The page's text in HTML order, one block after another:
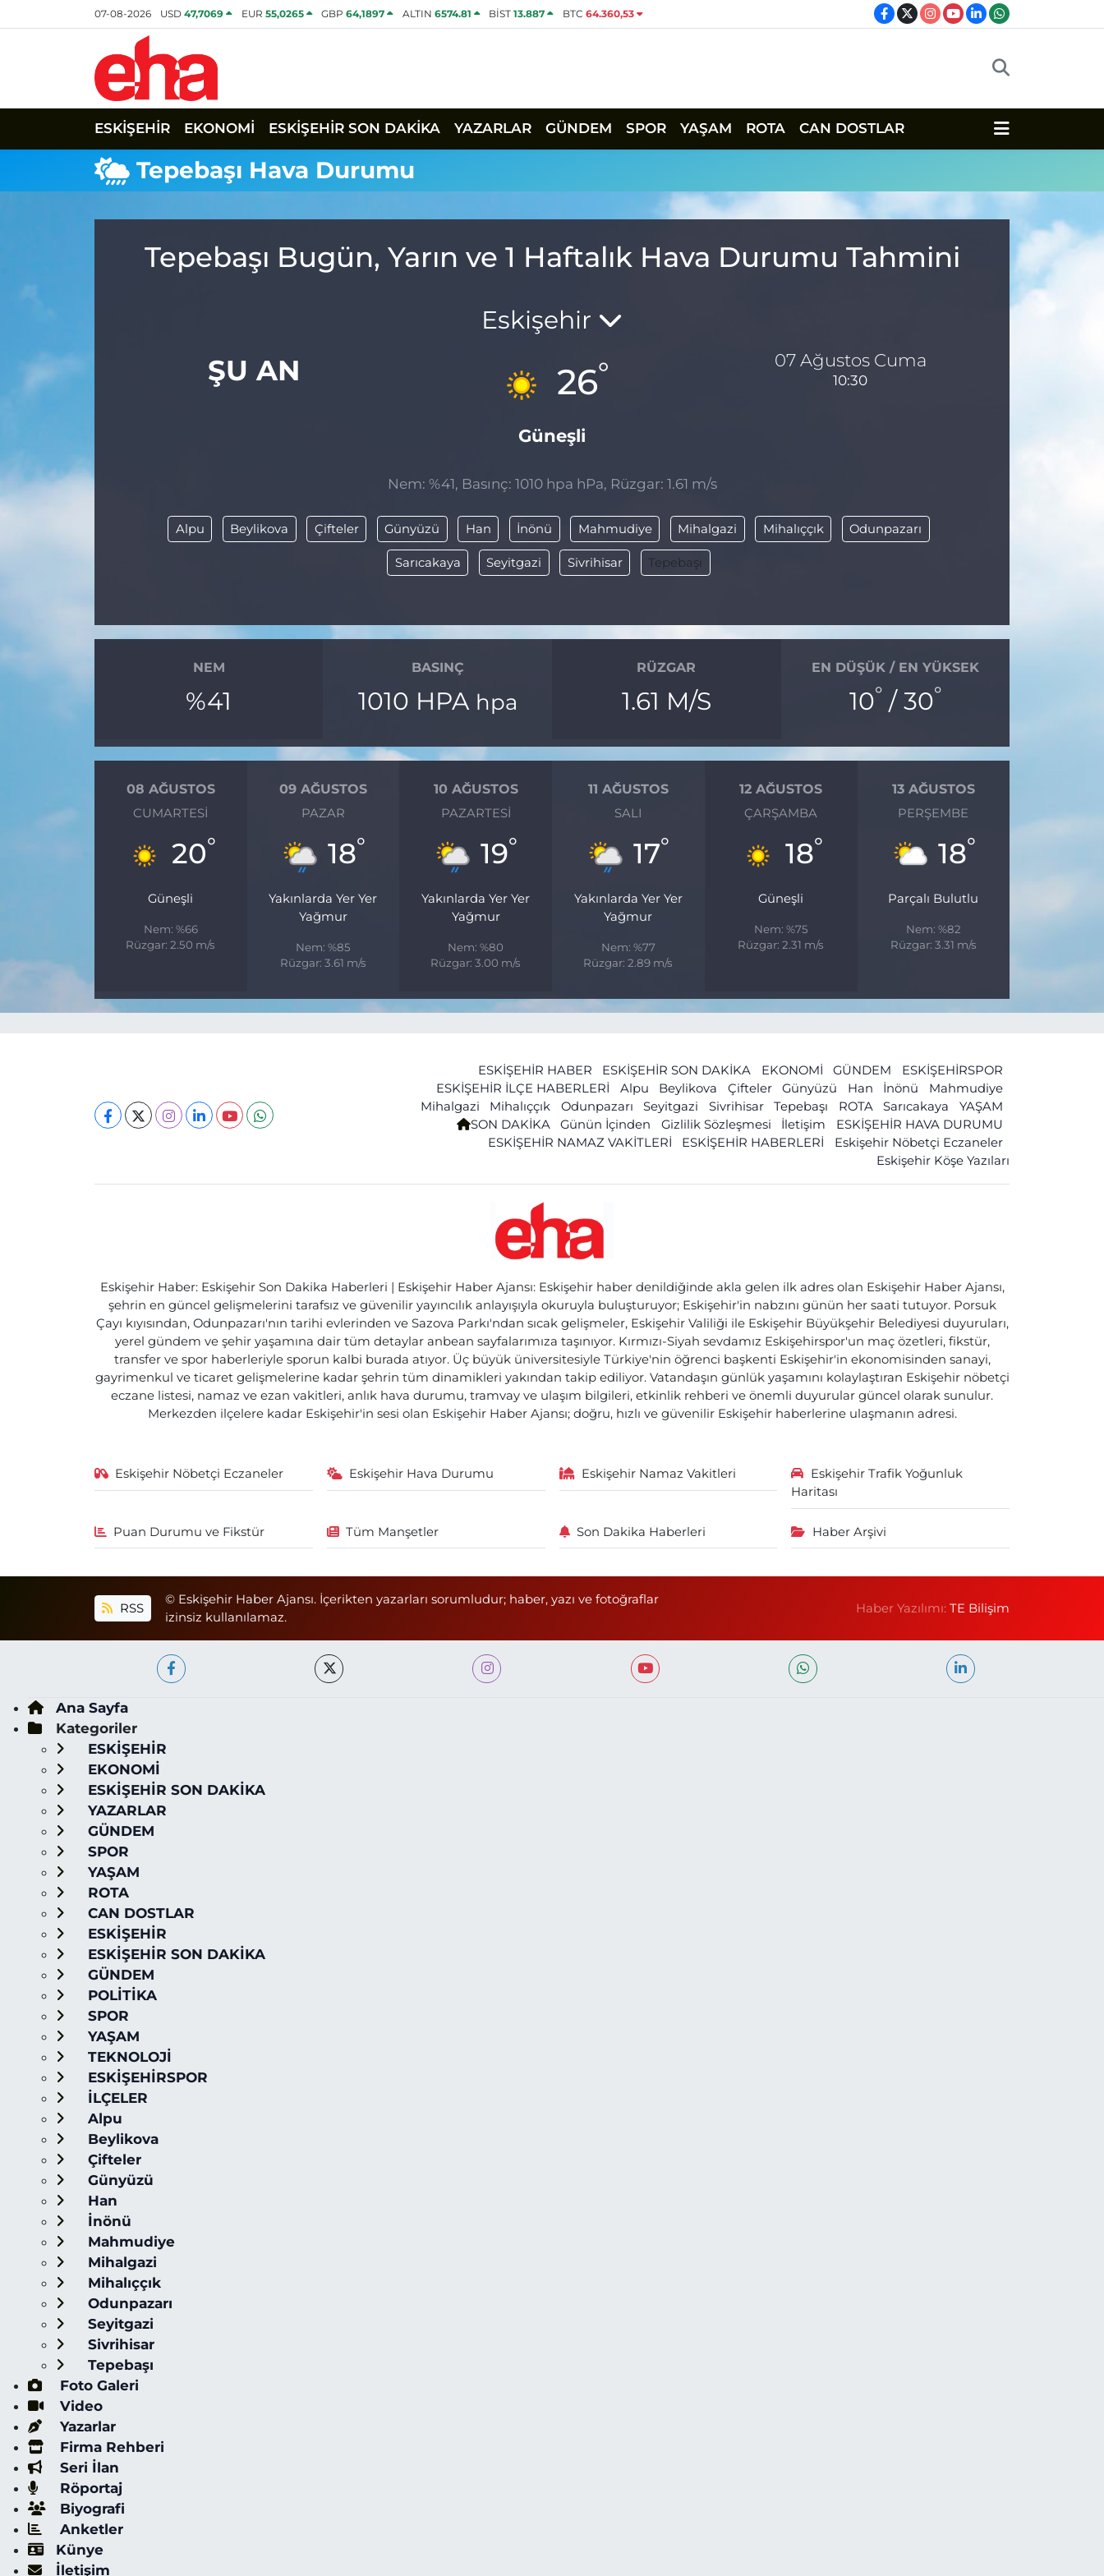
07-08-2026 USD47,7069 EUR 55,0265 GBP64,1897 ALTIN 6574.81 BİST13.887 BTC 64.360,53
ESKİŞEHİR EKONOMİ ESKİŞEHİR SON DAKİKA YAZARLAR GÜNDEM SPOR YAŞAM ROTA CAN DOSTLAR
Tepebaşı Hava Durumu
Tepebaşı Bugün, Yarın ve 1 Haftalık Hava Durumu Tahmini
ŞU AN
Eskişehir
26°
Güneşli
07 Ağustos Cuma
10:30
Nem: %41, Basınç: 1010 hpa hPa, Rüzgar: 1.61 m/s
Alpu Beylikova Çifteler Günyüzü Han İnönü Mahmudiye Mihalgazi Mihalıççık Odunpazarı
Sarıcakaya Seyitgazi Sivrihisar Tepebaşı
NEM
%41
BASINÇ
1010 HPA hpa
RÜZGAR
1.61 M/S
EN DÜŞÜK / EN YÜKSEK
10°/ 30°
08 AĞUSTOS
CUMARTESI
20°
Güneşli
Nem: %66
Rüzgar: 2.50 m/s
09 AĞUSTOS
PAZAR
18°
Yakınlarda Yer Yer
Yağmur
Nem: %85
Rüzgar: 3.61 m/s
10 AĞUSTOS
PAZARTESI
19°
Yakınlarda Yer Yer
Yağmur
Nem: %80
Rüzgar: 3.00 m/s
11 AĞUSTOS
SALI
17°
Yakınlarda Yer Yer
Yağmur
Nem: %77
Rüzgar: 2.89 m/s
12 AĞUSTOS
ÇARŞAMBA
18°
Güneşli
Nem: %75
Rüzgar: 2.31 m/s
13 AĞUSTOS
PERŞEMBE
18°
Parçalı Bulutlu
Nem: %82
Rüzgar: 3.31 m/s
ESKİŞEHİR HABER ESKİŞEHİR SON DAKİKA EKONOMİ GÜNDEM
ESKİŞEHİRSPOR
ESKİŞEHİR İLÇE HABERLERİ
Alpu Beylikova Çifteler Günyüzü Han İnönü
Mahmudiye
Mihalgazi
Mihalıççık Odunpazarı Seyitgazi Sivrihisar Tepebaşı ROTA Sarıcakaya
YAŞAM
SON DAKİKA
Günün İçinden Gizlilik Sözleşmesi İletişim
ESKİŞEHİR HAVA DURUMU
ESKİŞEHİR NAMAZ VAKİTLERİ
ESKİŞEHİR HABERLERİ
Eskişehir Nöbetçi Eczaneler
Eskişehir Köşe Yazıları
Eskişehir Haber: Eskişehir Son Dakika Haberleri | Eskişehir Haber Ajansı: Eskişehir haber denildiğinde akla gelen ilk adres olan Eskişehir Haber Ajansı,
şehrin en güncel gelişmelerini tarafsız ve güvenilir yayıncılık anlayışıyla okuruyla buluşturuyor; Eskişehir'in nabzını günün her saati tutuyor. Porsuk
Çayı kıyısından, Odunpazarı'nın tarihi evlerinden ve Sazova Parkı'ndan sıcak gelişmeler, Eskişehir Valiliği ile Eskişehir Büyükşehir Belediyesi duyuruları,
yerel gündem ve şehir yaşamına dair tüm detaylar anbean sayfalarımıza taşınıyor. Kırmızı-Siyah sevdamız Eskişehirspor'un maç özetleri, fikstür,
transfer ve spor haberleriyle sporun kalbi burada atıyor. Üç büyük üniversitesiyle Türkiye'nin öğrenci başkenti Eskişehir'in ekonomisinden sanayi,
gayrimenkul ve ticaret gelişmelerine kadar şehrin tüm dinamikleri yakından takip ediliyor. Vatandaşın günlük yaşamını kolaylaştıran Eskişehir nöbetçi
eczane listesi, namaz ve ezan vakitleri, anlık hava durumu, tramvay ve ulaşım bilgileri, etkinlik rehberi ve önemli duyurular güncel olarak sunulur.
Merkezden ilçelere kadar Eskişehir'in sesi olan Eskişehir Haber Ajansı; doğru, hızlı ve güvenilir Eskişehir haberlerine ulaşmanın adresi.
Eskişehir Nöbetçi Eczaneler Eskişehir Hava Durumu Eskişehir Namaz Vakitleri
Eskişehir Trafik Yoğunluk
Haritası
Puan Durumu ve Fikstür Tüm Manşetler Son Dakika Haberleri Haber Arşivi
RSS
© Eskişehir Haber Ajansı. İçerikten yazarları sorumludur; haber, yazı ve fotoğraflar
izinsiz kullanılamaz.
Haber Yazılımı:TE Bilişim
Ana Sayfa
Kategoriler
ESKİŞEHİR
EKONOMİ
ESKİŞEHİR SON DAKİKA
YAZARLAR
GÜNDEM
SPOR
YAŞAM
ROTA
CAN DOSTLAR
ESKİŞEHİR
ESKİŞEHİR SON DAKİKA
GÜNDEM
POLİTİKA
SPOR
YAŞAM
TEKNOLOJİ
ESKİŞEHİRSPOR
İLÇELER
Alpu
Beylikova
Çifteler
Günyüzü
Han
İnönü
Mahmudiye
Mihalgazi
Mihalıççık
Odunpazarı
Seyitgazi
Sivrihisar
Tepebaşı
Foto Galeri
Video
Yazarlar
Firma Rehberi
Seri İlan
Röportaj
Biyografi
Anketler
Künye
İletişim